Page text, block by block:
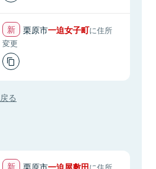
栗原市一迫女子町に住所
変更
る
栗原市一迫屋敷田に住所